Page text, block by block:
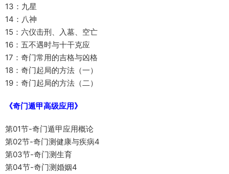
13：九星
14：八神
15：六仪击刑、入墓、空亡
16：五不遇时与十干克应
17：奇门常用的吉格与凶格
18：奇门起局的方法（一）
19：奇门起局的方法（二）
《奇门遁甲高级应用》
第01节-奇门遁甲应用概论
第02节-奇门测健康与疾病4
第03节-奇门测生育
第04节-奇门测婚姻4